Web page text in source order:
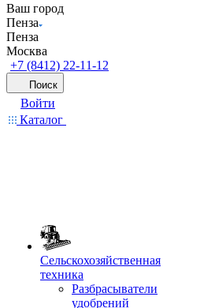
Ваш город
Пенза
Пенза
Москва
+7 (8412) 22-11-12
Поиск
Войти
Каталог
Сельскохозяйственная
техника
Разбрасыватели
удобрений